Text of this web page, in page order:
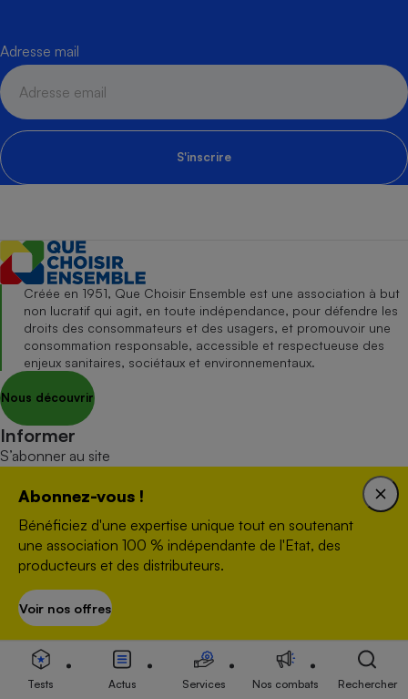
Adresse mail
S'inscrire
Abonnez-vous !
Bénéficiez d'une expertise unique tout en soutenant
une association 100 % indépendante de l'Etat, des
producteurs et des distributeurs.
Voir nos offres
Créée en 1951, Que Choisir Ensemble est une association à but
non lucratif qui agit, en toute indépendance, pour défendre les
droits des consommateurs et des usagers, et promouvoir une
consommation responsable, accessible et respectueuse des
enjeux sanitaires, sociétaux et environnementaux.
Nous découvrir
Informer
S’abonner au site
Commander une parution
Appli Quel Produit
Tous nos tests de produits
Accompagner
Tous nos comparateurs
Nos services
Soumettre un litige
Tests Actus Services Nos combats Rechercher